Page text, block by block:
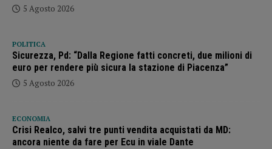
5 Agosto 2026
POLITICA
Sicurezza, Pd: “Dalla Regione fatti concreti, due milioni di
euro per rendere più sicura la stazione di Piacenza”
5 Agosto 2026
ECONOMIA
Crisi Realco, salvi tre punti vendita acquistati da MD:
ancora niente da fare per Ecu in viale Dante